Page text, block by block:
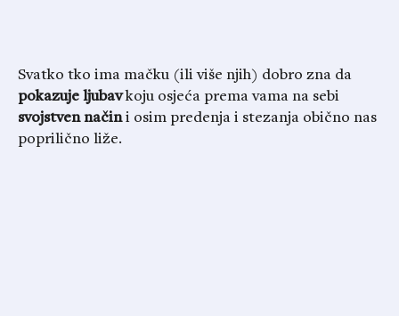
Svatko tko ima mačku (ili više njih) dobro zna da
pokazuje ljubavkoju osjeća prema vama na sebi
svojstven načini osim predenja i stezanja obično nas
poprilično liže.